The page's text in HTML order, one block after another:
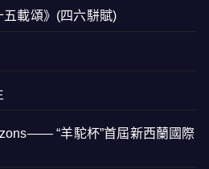
五載頌》(四六駢賦)
“羊駝杯”首屆新西蘭國際